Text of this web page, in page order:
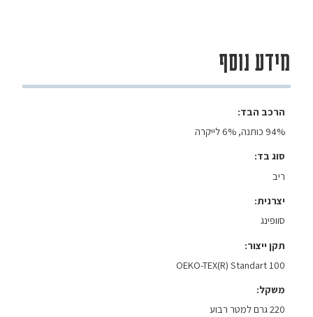
מידע נוסף
הרכב הבד
94% כותנה, 6% לייקרה
סוג בד
ריב
יצרנית
סוופינג
תקן ייצור
OEKO-TEX(R) Standart 100
משקל
220 גרם למטר רבוע